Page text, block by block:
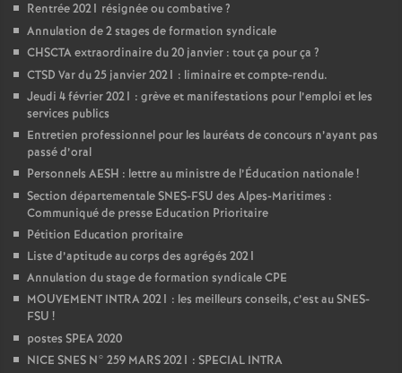
Rentrée 2021 résignée ou combative?
Annulation de 2 stages de formation syndicale
CHSCTA extraordinaire du 20 janvier : tout ça pour ça ?
CTSD Var du 25 janvier 2021 : liminaire et compte-rendu.
Jeudi 4 février 2021 : grève et manifestations pour l’emploi et les
services publics
Entretien professionnel pour les lauréats de concours n’ayant pas
passé d’oral
Personnels AESH : lettre au ministre de l’Éducation nationale!
Section départementale SNES-FSU des Alpes-Maritimes :
Communiqué de presse Education Prioritaire
Pétition Education proritaire
Liste d’aptitude au corps des agrégés 2021
Annulation du stage de formation syndicale CPE
MOUVEMENT INTRA 2021 : les meilleurs conseils, c’est au SNES-
FSU !
postes SPEA 2020
NICE SNES N° 259 MARS 2021 : SPECIAL INTRA